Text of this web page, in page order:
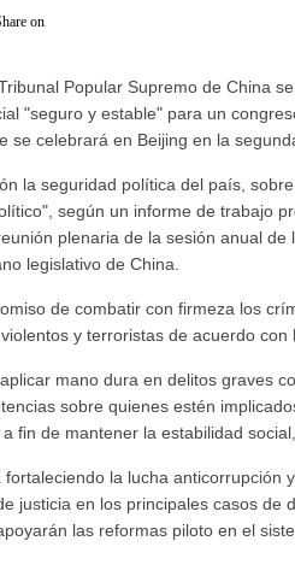
on
Popular Supremo de China
"seguro y estable" para un
se celebrará en Beijing en la
la seguridad política del país,
según un informe de trabajo
plenaria de la sesión anual de
legislativo de China.
de combatir con firmeza los
y terroristas de acuerdo con
mano dura en delitos graves
sobre quienes estén
fin de mantener la estabilidad
la lucha anticorrupción
justicia en los principales casos de
las reformas piloto en el